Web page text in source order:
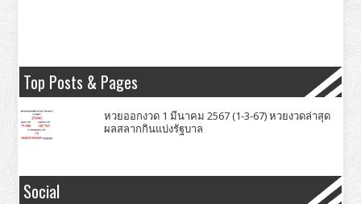
Top Posts & Pages
หวยออกงวด 1 มีนาคม 2567 (1-3-67) หวยงวดล่าสุด
ผลสลากกินแบ่งรัฐบาล
Social